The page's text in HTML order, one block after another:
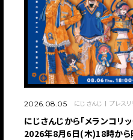
2026.08.05 にじさんじ プレスリ
にじさんじから「メランコリ
2026年8月6日(木)18時から